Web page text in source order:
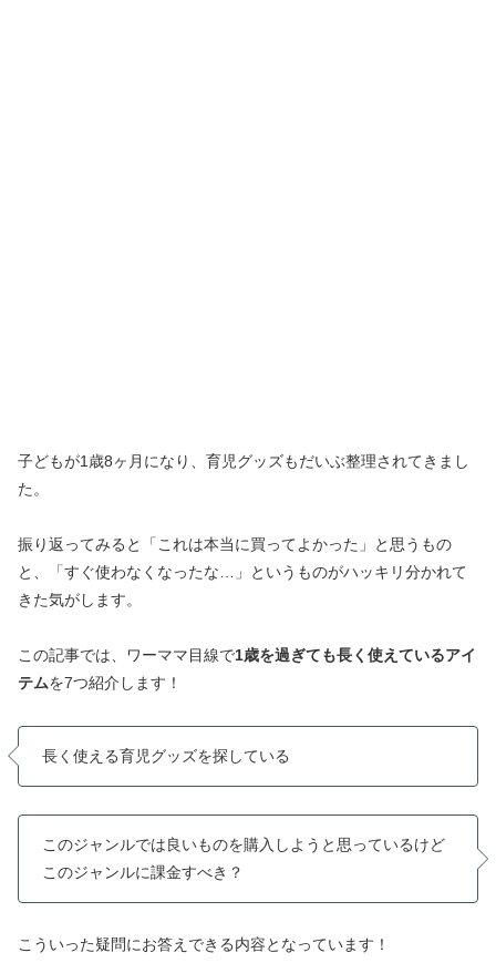
子どもが1歳8ヶ月になり、育児グッズもだいぶ整理されてきまし
た。
振り返ってみると「これは本当に買ってよかった」と思うもの
と、「すぐ使わなくなったな…」というものがハッキリ分かれて
きた気がします。
この記事では、ワーママ目線で1歳を過ぎても長く使えているアイ
テムを7つ紹介します！
長く使える育児グッズを探している
このジャンルでは良いものを購入しようと思っているけど
このジャンルに課金すべき？
こういった疑問にお答えできる内容となっています！